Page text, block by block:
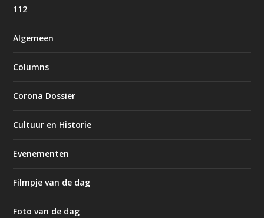
112
Algemeen
Columns
Corona Dossier
Cultuur en Historie
Evenementen
Filmpje van de dag
Foto van de dag